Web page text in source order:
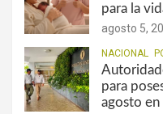
para la
agosto 5,
NACIONAL
para
agosto en